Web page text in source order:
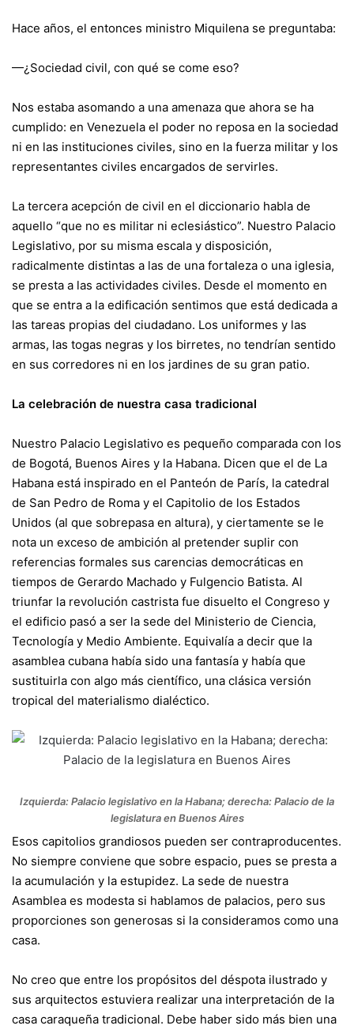
Hace años, el entonces ministro Miquilena se preguntaba:
—¿Sociedad civil, con qué se come eso?
Nos estaba asomando a una amenaza que ahora se ha
cumplido: en Venezuela el poder no reposa en la sociedad
ni en las instituciones civiles, sino en la fuerza militar y los
representantes civiles encargados de servirles.
La tercera acepción de civil en el diccionario habla de
aquello “que no es militar ni eclesiástico”. Nuestro Palacio
Legislativo, por su misma escala y disposición,
radicalmente distintas a las de una fortaleza o una iglesia,
se presta a las actividades civiles. Desde el momento en
que se entra a la edificación sentimos que está dedicada a
las tareas propias del ciudadano. Los uniformes y las
armas, las togas negras y los birretes, no tendrían sentido
en sus corredores ni en los jardines de su gran patio.
La celebración de nuestra casa tradicional
Nuestro Palacio Legislativo es pequeño comparada con los
de Bogotá, Buenos Aires y la Habana. Dicen que el de La
Habana está inspirado en el Panteón de París, la catedral
de San Pedro de Roma y el Capitolio de los Estados
Unidos (al que sobrepasa en altura), y ciertamente se le
nota un exceso de ambición al pretender suplir con
referencias formales sus carencias democráticas en
tiempos de Gerardo Machado y Fulgencio Batista. Al
triunfar la revolución castrista fue disuelto el Congreso y
el edificio pasó a ser la sede del Ministerio de Ciencia,
Tecnología y Medio Ambiente. Equivalía a decir que la
asamblea cubana había sido una fantasía y había que
sustituirla con algo más científico, una clásica versión
tropical del materialismo dialéctico.
Izquierda: Palacio legislativo en la Habana; derecha: Palacio de la
legislatura en Buenos Aires
Esos capitolios grandiosos pueden ser contraproducentes.
No siempre conviene que sobre espacio, pues se presta a
la acumulación y la estupidez. La sede de nuestra
Asamblea es modesta si hablamos de palacios, pero sus
proporciones son generosas si la consideramos como una
casa.
No creo que entre los propósitos del déspota ilustrado y
sus arquitectos estuviera realizar una interpretación de la
casa caraqueña tradicional. Debe haber sido más bien una